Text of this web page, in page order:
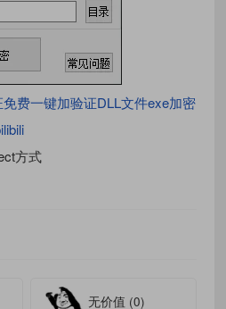
费一键加验证DLL文件exe加密
方式
无价值 (0)